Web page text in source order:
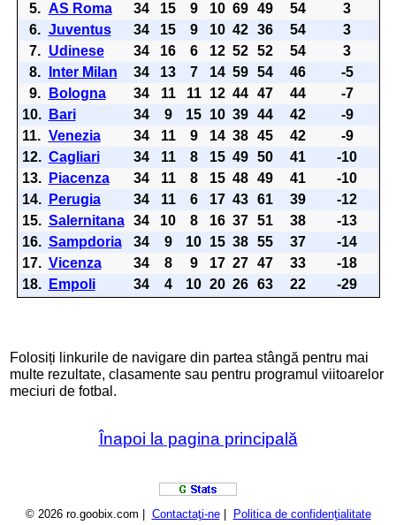
5. AS Roma 34 15 9 10 69 49 54
3
6. Juventus 34 15 9 10 42 36 54
3
7.
Udinese 34 16 6 12 52 52 54
3
8.
Inter Milan 34 13 7 14 59 54 46
-5
9.
Bologna 34 11 11 12 44 47 44
-7
10.
Bari 34 9 15 10 39 44 42
-9
11. Venezia 34 11 9 14 38 45 42
-9
12. Cagliari 34 11 8 15 49 50 41
-10
13.
Piacenza 34 11 8 15 48 49 41
-10
14.
Perugia 34 11 6 17 43 61 39
-12
15. Salernitana 34 10 8 16 37 51 38
-13
16. Sampdoria 34 9 10 15 38 55 37
-14
17. Vicenza 34 8 9 17 27 47 33
-18
18.
Empoli 34 4 10 20 26 63 22 -29
Folosiți linkurile de navigare din partea stângă pentru mai
multe rezultate, clasamente sau pentru programul viitoarelor
meciuri de fotbal.
Înapoi la pagina principală
© 2026 ro.goobix.com | Contactaţi-ne| Politica de confidenţialitate